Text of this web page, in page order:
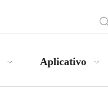
Aplicativo